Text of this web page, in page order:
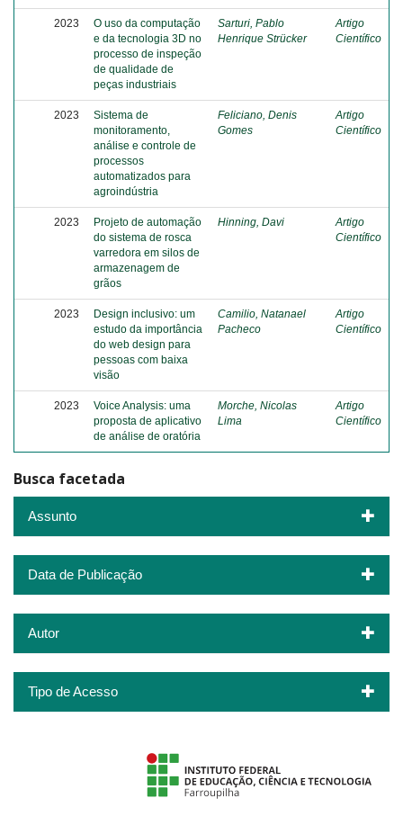
2023
O uso da computação
e da tecnologia 3D no
processo de inspeção
de qualidade de
peças industriais
Sarturi, Pablo
Henrique Strücker
Artigo
Científico
2023
Sistema de
monitoramento,
análise e controle de
processos
automatizados para
agroindústria
Feliciano, Denis
Gomes
Artigo
Científico
2023
Projeto de automação
do sistema de rosca
varredora em silos de
armazenagem de
grãos
Hinning, Davi
Artigo
Científico
2023
Design inclusivo: um
estudo da importância
do web design para
pessoas com baixa
visão
Camilio, Natanael
Pacheco
Artigo
Científico
2023
Voice Analysis: uma
proposta de aplicativo
de análise de oratória
Morche, Nicolas
Lima
Artigo
Científico
Busca facetada
Assunto
Data de Publicação
Autor
Tipo de Acesso